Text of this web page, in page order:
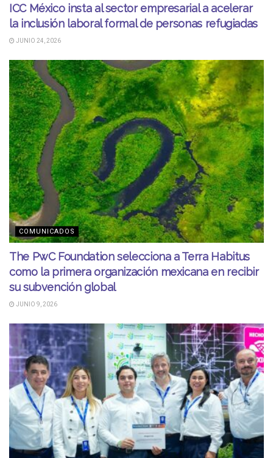
ICC México insta al sector empresarial a acelerar
la inclusión laboral formal de personas refugiadas
JUNIO 24, 2026
COMUNICADOS
The PwC Foundation selecciona a Terra Habitus
como la primera organización mexicana en recibir
su subvención global
JUNIO 9, 2026